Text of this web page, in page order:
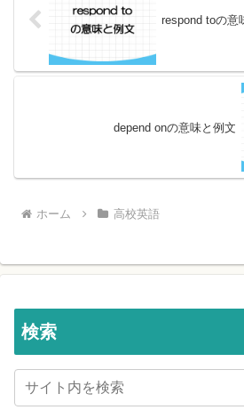
respond toの意
depend onの意味と例文
ホーム 高校英語
検索